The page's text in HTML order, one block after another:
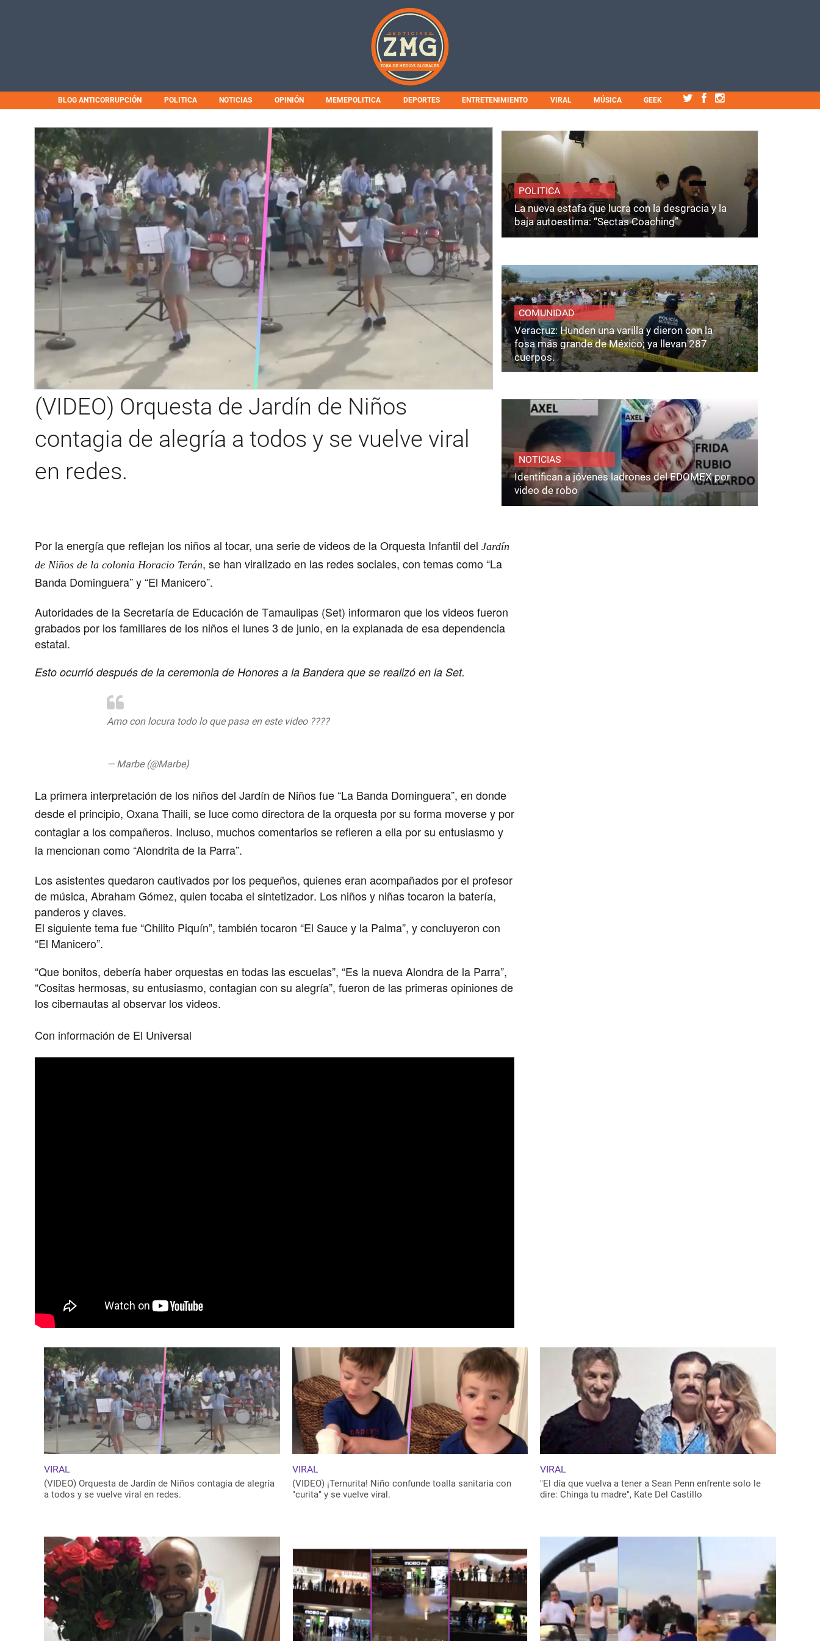
BLOG ANTICORRUPCIÓN POLITICA NOTICIAS OPINIÓN MEMEPOLITICA DEPORTES ENTRETENIMIENTO VIRAL MÚSICA GEEK
(VIDEO) Orquesta de Jardín de Niños
contagia de alegría a todos y se vuelve viral
en redes.
Por la energía que reflejan los niños al tocar, una serie de videos de laOrquesta InfantildelJardín
de Niños de la colonia Horacio Terán, se han viralizado en las redes sociales, con temas como“La
Banda Dominguera” y “El Manicero”.
Autoridades de la Secretaría de Educación de Tamaulipas (Set) informaron que los videos fueron
grabados por los familiares de los niños el lunes 3 de junio, en la explanada de esa dependencia
estatal.
Esto ocurrió después de la ceremonia de Honores a la Bandera que se realizó en la Set.
Amo con locura todo lo que pasa en este video ????
— Marbe (@Marbe)
La primera interpretación de los niños del Jardín de Niños fue “La Banda Dominguera”, en donde
desde el principio, Oxana Thaili, se luce como directora de la orquesta por su forma moverse y por
contagiar a los compañeros. Incluso, muchos comentarios se refieren a ella por su entusiasmo y
la mencionan como “Alondrita de la Parra”.
Los asistentes quedaron cautivados por los pequeños, quienes eran acompañados por el profesor
de música, Abraham Gómez, quien tocaba el sintetizador. Los niños y niñas tocaron la batería,
panderos y claves.
El siguiente tema fue “Chilito Piquín”, también tocaron “El Sauce y la Palma”, y concluyeron con
“El Manicero”.
“Que bonitos, debería haber orquestas en todas las escuelas”, “Es la nueva Alondra de la Parra”,
“Cositas hermosas, su entusiasmo, contagian con su alegría”, fueron de las primeras opiniones de
los cibernautas al observar los videos.
Con información de El Universal
POLITICA
La nueva estafa que lucra con la desgracia y la
baja autoestima: “Sectas Coaching”
COMUNIDAD
Veracruz: Hunden una varilla y dieron con la
fosa más grande de México; ya llevan 287
cuerpos.
NOTICIAS
Identifican a jóvenes ladrones del EDOMEX por
video de robo
VIRAL
(VIDEO) Orquesta de Jardín de Niños contagia de alegría
a todos y se vuelve viral en redes.
VIRAL
(VIDEO) ¡Ternurita! Niño confunde toalla sanitaria con
"curita" y se vuelve viral.
VIRAL
"El día que vuelva a tener a Sean Penn enfrente solo le
dire: Chinga tu madre", Kate Del Castillo